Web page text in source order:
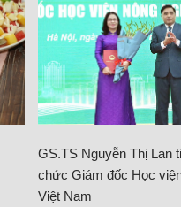
GS.TS Nguyễn Thị Lan
chức Giám đốc Học
Việt Nam